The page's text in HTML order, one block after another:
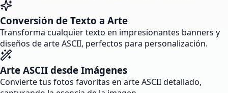
Conversión de Texto a Arte
Transforma cualquier texto en impresionantes banners y
diseños de arte ASCII, perfectos para personalización.
Arte ASCII desde Imágenes
Convierte tus fotos favoritas en arte ASCII detallado,